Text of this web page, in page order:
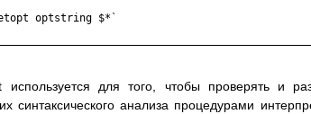
optstring $*`
используется для того, чтобы проверять и
синтаксического анализа процедурами